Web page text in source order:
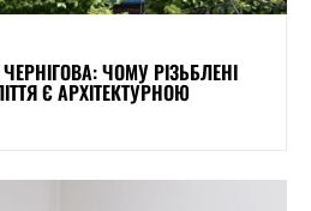
ЧОМУ РІЗЬБЛЕНІ
Є АРХІТЕКТУРНОЮ